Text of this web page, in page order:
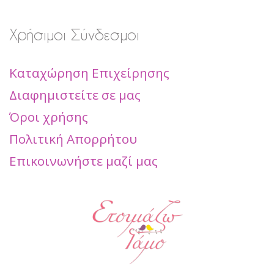
Χρήσιμοι Σύνδεσμοι
Καταχώρηση Επιχείρησης
Διαφημιστείτε σε μας
Όροι χρήσης
Πολιτική Απορρήτου
Επικοινωνήστε μαζί μας